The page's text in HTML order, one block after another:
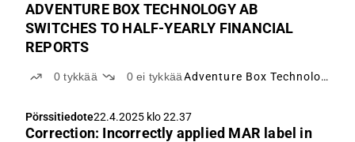
ADVENTURE BOX TECHNOLOGY AB
SWITCHES TO HALF-YEARLY FINANCIAL
REPORTS
0tykkää 0ei tykkää Adventure Box Technology
Pörssitiedote22.4.2025 klo 22.37
Correction: Incorrectly applied MAR label in